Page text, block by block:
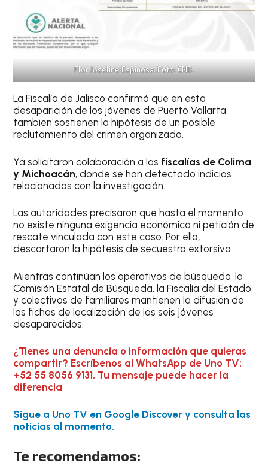
Flor Joseline Espinosa. Foto: CNB.
La Fiscalía de Jalisco confirmó que en esta
desaparición de los jóvenes de Puerto Vallarta
también sostienen la hipótesis de un posible
reclutamiento del crimen organizado.
Ya solicitaron colaboración a las fiscalías de Colima
y Michoacán, donde se han detectado indicios
relacionados con la investigación.
Las autoridades precisaron que hasta el momento
no existe ninguna exigencia económica ni petición de
rescate vinculada con este caso. Por ello,
descartaron la hipótesis de secuestro extorsivo.
Mientras continúan los operativos de búsqueda, la
Comisión Estatal de Búsqueda, la Fiscalía del Estado
y colectivos de familiares mantienen la difusión de
las fichas de localización de los seis jóvenes
desaparecidos.
¿Tienes una denuncia o información que quieras
compartir? Escríbenos al WhatsApp de Uno TV:
+52 55 8056 9131. Tu mensaje puede hacer la
diferencia.
Sigue a Uno TV en Google Discover y consulta las
noticias al momento.
Te recomendamos: